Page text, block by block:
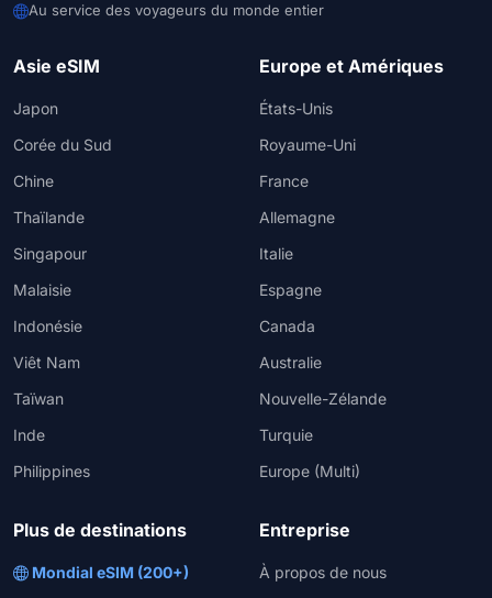
Au service des voyageurs du monde entier
Asie eSIM
Japon
Corée du Sud
Chine
Thaïlande
Singapour
Malaisie
Indonésie
Viêt Nam
Taïwan
Inde
Philippines
Europe et Amériques
États-Unis
Royaume-Uni
France
Allemagne
Italie
Espagne
Canada
Australie
Nouvelle-Zélande
Turquie
Europe (Multi)
Plus de destinations
Mondial eSIM (200+)
Entreprise
À propos de nous